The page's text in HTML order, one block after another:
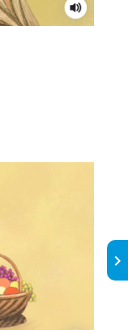
keyboard_arrow_right